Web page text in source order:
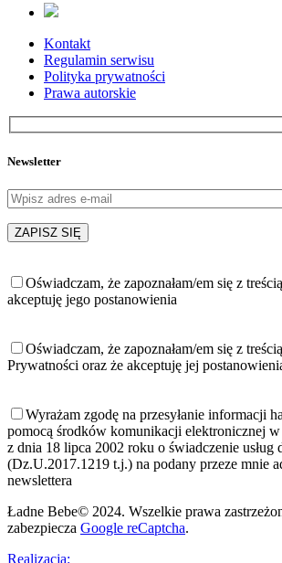
Kontakt
Regulamin serwisu
Polityka prywatności
Prawa autorskie
Newsletter
Oświadczam, że zapoznałam/em się z
akceptuję jego postanowienia
Oświadczam, że zapoznałam/em się z
Prywatności oraz że akceptuję jej
Wyrażam zgodę na przesyłanie informacji
pomocą środków komunikacji elektronicznej
z dnia 18 lipca 2002 roku o świadczenie usług
(Dz.U.2017.1219 t.j.) na podany przeze mnie
newslettera
Ładne Bebe© 2024. Wszelkie prawa
zabezpiecza Google reCaptcha.
Realizacja: